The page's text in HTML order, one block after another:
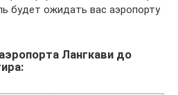
будет ожидать вас аэропорту
Лангкави до